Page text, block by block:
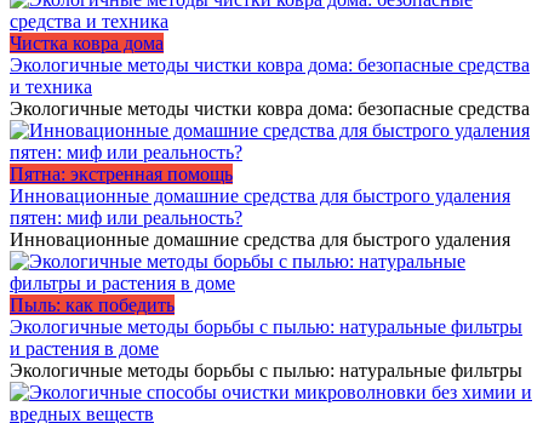
Чистка ковра дома
Экологичные методы чистки ковра дома: безопасные средства
и техника
Экологичные методы чистки ковра дома: безопасные средства
Пятна: экстренная помощь
Инновационные домашние средства для быстрого удаления
пятен: миф или реальность?
Инновационные домашние средства для быстрого удаления
Пыль: как победить
Экологичные методы борьбы с пылью: натуральные фильтры
и растения в доме
Экологичные методы борьбы с пылью: натуральные фильтры